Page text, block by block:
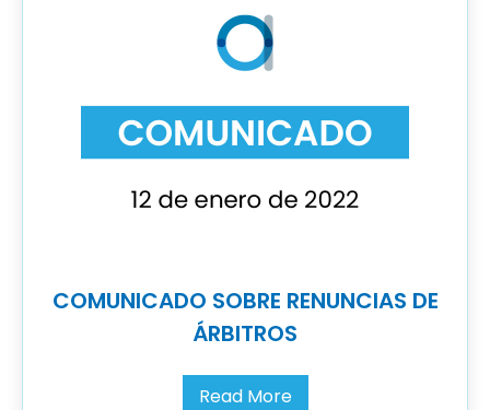
COMUNICADO SOBRE RENUNCIAS DE
ÁRBITROS
Read More